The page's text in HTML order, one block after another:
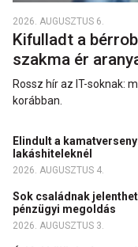
2026. AUGUSZTUS 6.
Kifulladt a
szakma ér
Rossz hír az IT-soknak:
korábban.
Elindult a
lakáshiteleknél
2026. AUGUSZTUS 4.
Sok családnak
pénzügyi megoldás
2026. AUGUSZTUS 3.